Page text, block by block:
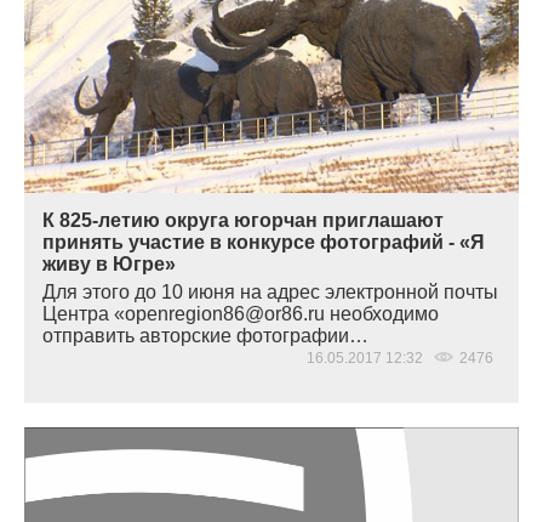
К 825-летию округа югорчан приглашают
принять участие в конкурсе фотографий - «Я
живу в Югре»
Для этого до 10 июня на адрес электронной почты
Центра «openregion86@or86.ru необходимо
отправить авторские фотографии…
16.05.2017 12:32 2476